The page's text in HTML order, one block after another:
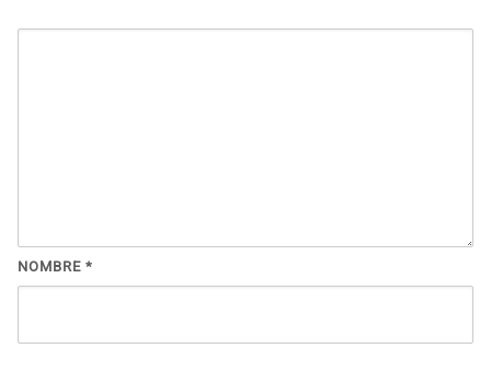
NOMBRE *